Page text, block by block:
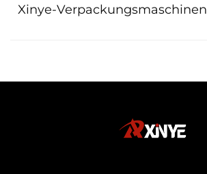
Xinye-Verpackungsmaschinen